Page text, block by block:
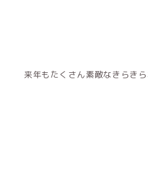
来年もたくさん素敵なきらき